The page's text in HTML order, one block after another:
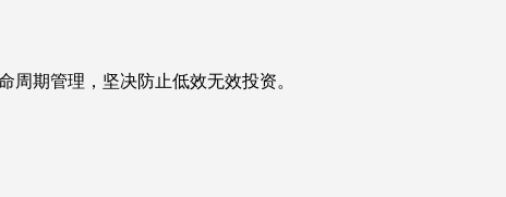
周期管理，坚决防止低效无效投资。